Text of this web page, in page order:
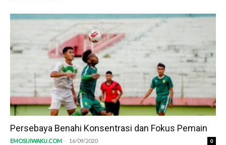
Persebaya Benahi Konsentrasi dan Fokus Pemain
EMOSIJIWAKU.COM - 16/09/2020 0